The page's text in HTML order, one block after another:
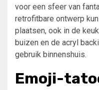
voor een sfeer van
retrofitbare ontwerp
plaatsen, ook in de
buizen en de acryl
gebruik binnenshuis.
Emoji-